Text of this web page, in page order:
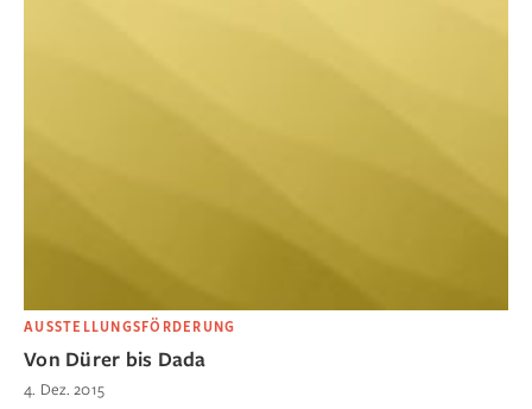
AUSSTELLUNGSFÖRDERUNG
Von Dürer bis Dada
4. Dez. 2015